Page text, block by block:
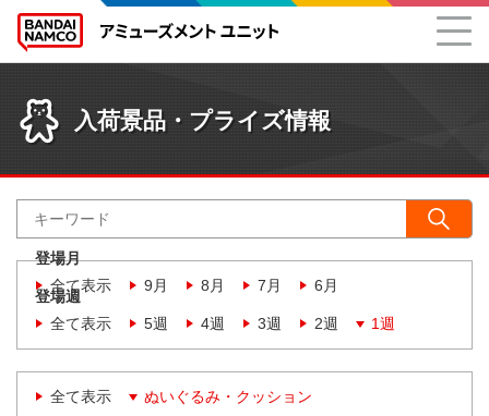
入荷景品・プライズ情報
登場月
全て表示
9月 8月 7月 6月
登場週
全て表示
5週 4週 3週 2週 1週
全て表示 ぬいぐるみ・クッション